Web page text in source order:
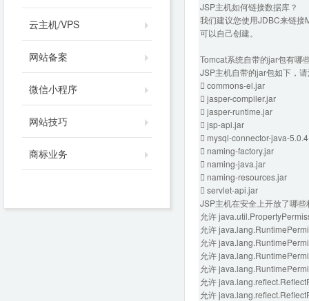
云主机/VPS
网站备案
微信小程序
网站技巧
商标业务
JSP主机如何链接数据库？
我们建议您使用JDBC来链接
可以自己创建。
Tomcat系统自带的jar包有哪
JSP主机自带的jar包如下，
 commons-el.jar
 jasper-compiler.jar
 jasper-runtime.jar
 jsp-api.jar
 mysql-connector-java-
 naming-factory.jar
 naming-java.jar
 naming-resources.jar
 servlet-api.jar
JSP主机在安全上开放了哪些
允许
允许
允许
允许
允许
允许
允许